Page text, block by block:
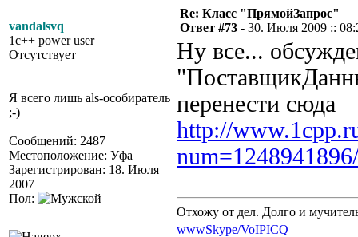
vandalsvq
1c++ power user
Отсутствует
Я всего лишь als-особиратель
;-)
Сообщений: 2487
Местоположение: Уфа
Зарегистрирован: 18. Июля
2007
Пол:
Re: Класс "ПрямойЗапрос"
Ответ #73 - 30. Июля 2009 ::
Ну все...
перенести сюда
http://
Отхожу от дел. Долго и
wwwSkype/VoIPICQ